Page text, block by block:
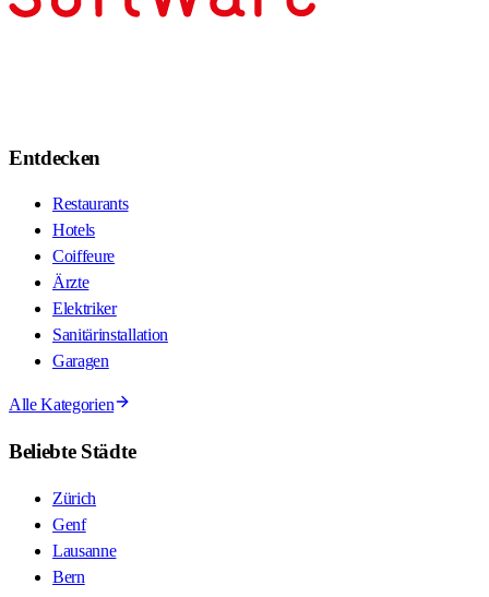
Entdecken
Restaurants
Hotels
Coiffeure
Ärzte
Elektriker
Sanitärinstallation
Garagen
Alle Kategorien
Beliebte Städte
Zürich
Genf
Lausanne
Bern